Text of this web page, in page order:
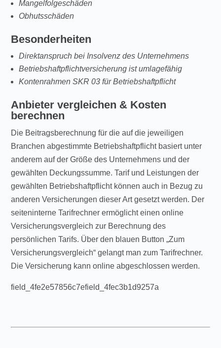
Mangelfolgeschäden
Obhutsschäden
Besonderheiten
Direktanspruch bei Insolvenz des Unternehmens
Betriebshaftpflichtversicherung ist umlagefähig
Kontenrahmen SKR 03 für Betriebshaftpflicht
Anbieter vergleichen & Kosten
berechnen
Die Beitragsberechnung für die auf die jeweiligen
Branchen abgestimmte Betriebshaftpflicht basiert unter
anderem auf der Größe des Unternehmens und der
gewählten Deckungssumme. Tarif und Leistungen der
gewählten Betriebshaftpflicht können auch in Bezug zu
anderen Versicherungen dieser Art gesetzt werden. Der
seiteninterne Tarifrechner ermöglicht einen online
Versicherungsvergleich zur Berechnung des
persönlichen Tarifs. Über den blauen Button „Zum
Versicherungsvergleich“ gelangt man zum Tarifrechner.
Die Versicherung kann online abgeschlossen werden.
field_4fe2e57856c7efield_4fec3b1d9257a